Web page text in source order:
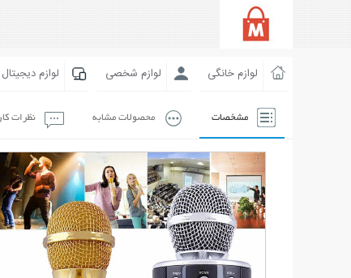
لوازم خانگی لوازم شخصی لوازم دیجیتال
مشخصات محصولات مشابه نظرات